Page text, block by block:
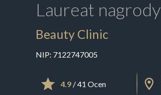
Laureat nagrody
Beauty Clinic
NIP: 7122747005
4.9/ 41 Ocen